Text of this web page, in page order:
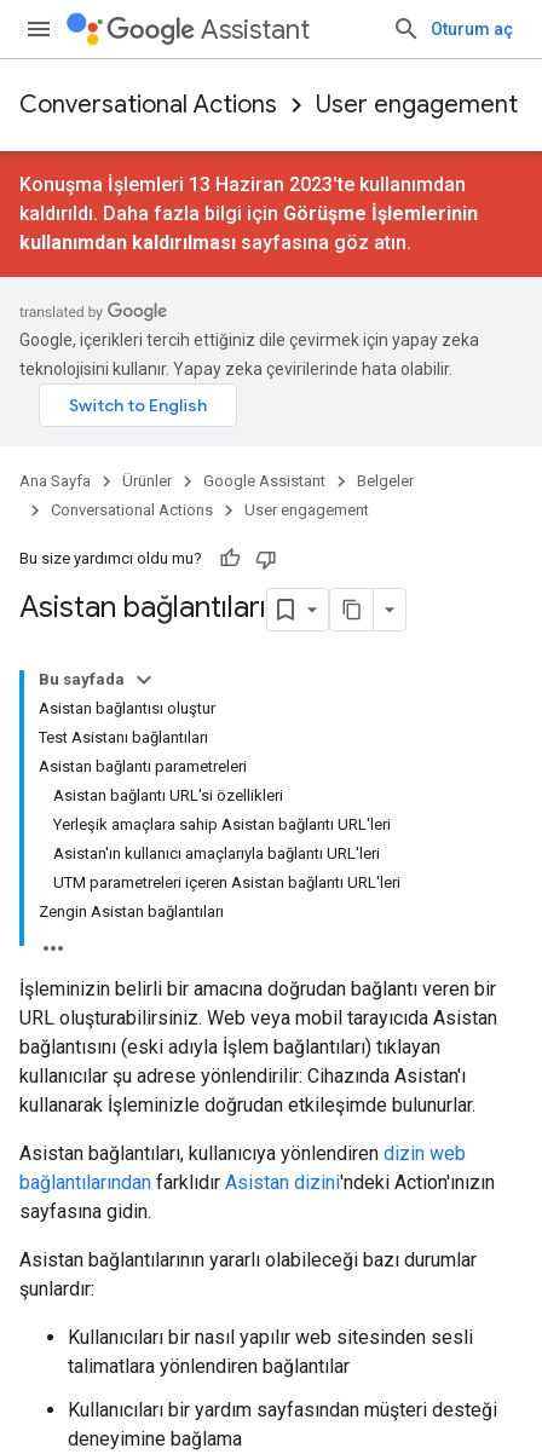
Assistant Oturum aç
Conversational Actions User engagement
Konuşma İşlemleri 13 Haziran 2023'te kullanımdan
kaldırıldı. Daha fazla bilgi için Görüşme İşlemlerinin
kullanımdan kaldırılması sayfasına göz atın.
Google, içerikleri tercih ettiğiniz dile çevirmek için yapay zeka
teknolojisini kullanır. Yapay zeka çevirilerinde hata olabilir.
Ana Sayfa Ürünler Google Assistant
Belgeler
Conversational Actions
User engagement
Bu size yardımcı oldu mu?
Asistan bağlantıları
Bu sayfada
Asistan bağlantısı oluştur
Test Asistanı bağlantıları
Asistan bağlantı parametreleri
Asistan bağlantı URL'si özellikleri
Yerleşik amaçlara sahip Asistan bağlantı URL'leri
Asistan'ın kullanıcı amaçlarıyla bağlantı URL'leri
UTM parametreleri içeren Asistan bağlantı URL'leri
Zengin Asistan bağlantıları
İşleminizin belirli bir amacına doğrudan bağlantı veren bir
URL oluşturabilirsiniz. Web veya mobil tarayıcıda Asistan
bağlantısını (eski adıyla İşlem bağlantıları) tıklayan
kullanıcılar şu adrese yönlendirilir: Cihazında Asistan'ı
kullanarak İşleminizle doğrudan etkileşimde bulunurlar.
Asistan bağlantıları, kullanıcıya yönlendiren dizin web
bağlantılarından farklıdır Asistan dizini'ndeki Action'ınızın
sayfasına gidin.
Asistan bağlantılarının yararlı olabileceği bazı durumlar
şunlardır:
Kullanıcıları bir nasıl yapılır web sitesinden sesli
talimatlara yönlendiren bağlantılar
Kullanıcıları bir yardım sayfasından müşteri desteği
deneyimine bağlama